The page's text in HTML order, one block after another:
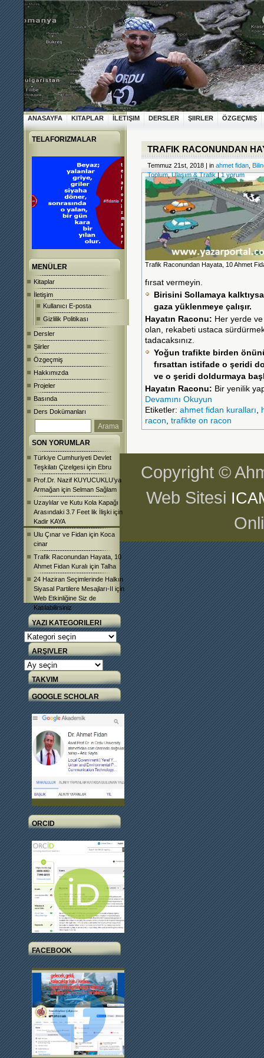
ANASAYFA KITAPLAR İLETIŞIM DERSLER ŞIIRLER ÖZGEÇMIŞ
TELAFORIZMALAR
MENÜLER
Kitaplar
İletişim
Kullanıcı E-posta
Gizlilik Politikası
Dersler
Şiirler
Özgeçmiş
Hakkımızda
Projeler
Basında
Ders Dokümanları
SON YORUMLAR
Türkiye Cumhuriyeti Devlet
Teşkilatı Çizelgesi için Ebru
Prof.Dr. Nazif KUYUCUKLU’ya
Armağan için Selman Sağlam
Uzaylılar ve Kutu Kola Kapağı
Arasındaki 3.7 Feet lik İlişki için
Kadir KAYA
Ulu Çınar ve Fidan için Koca
cinar
Trafik Raconundan Hayata, 10
Ahmet Fidan Kuralı için Talha
24 Haziran Seçimlerinde Halkın
Siyasal Partilere Mesajları-II için
Web Etkinliğine Siz de
Katılabilirsiniz
YAZI KATEGORILERI
Yazı
Kategorileri
ARŞIVLER
Arşivler
TAKVIM
GOOGLE SCHOLAR
ORCID
FACEBOOK
TRAFIK RACONUNDAN
Temmuz 21st, 2018 | in ahmet fidan
Toplum,Ulaşım & Trafik|1 yorum
Trafik Raconundan Hayata, 10 Ahmet
fırsat vermeyin.
Birisini Sollamaya
gaza yüklenmeye çalışır.
Hayatın Raconu: Her yerde
olan, rekabeti ustaca
tadacaksınız.
Yoğun trafikte birden
fırsattan istifade o şeridi
ve o şeridi doldurmaya
Hayatın Raconu: Bir yenilik
Devamını Okuyun
Etiketler: ahmet fidan kuralları,
racon, trafikte on racon
Copyright ©
Web Sitesi